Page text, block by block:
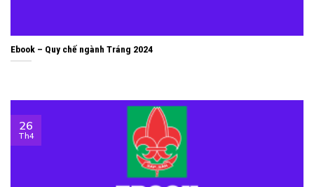
Ebook – Quy chế ngành Tráng 2024
26
Th4